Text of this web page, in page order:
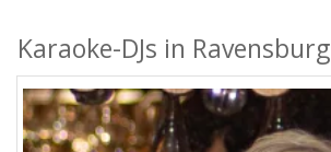
Karaoke-DJs in Ravensburg